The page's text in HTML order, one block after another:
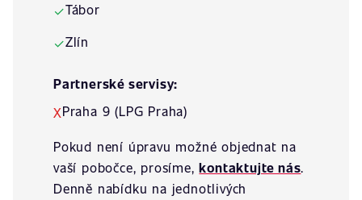
✓Tábor
✓Zlín
Partnerské servisy:
XPraha 9 (LPG Praha)
Pokud není úpravu možné objednat na
vaší pobočce, prosíme,kontaktujte nás.
Denně nabídku na jednotlivých